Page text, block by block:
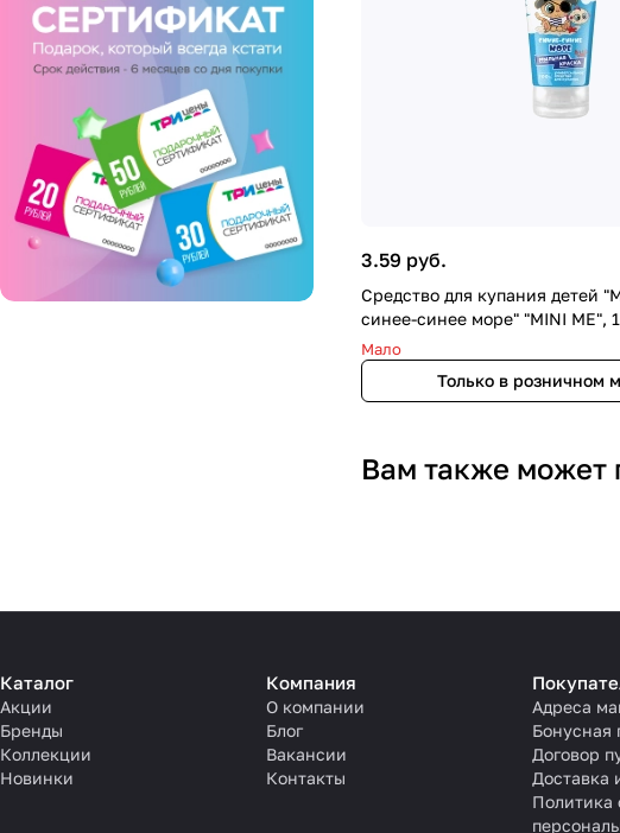
3.59 руб.
Средство для купания детей
синее-синее море" "MINI ME",
Мало
Только в розничном
Вам также может
Каталог
Акции
Бренды
Коллекции
Новинки
Компания
О компании
Блог
Вакансии
Контакты
Адреса
Бонусная
Договор
Доставка
Политика